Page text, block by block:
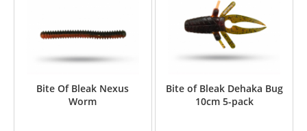
Bite Of Bleak Nexus
Worm
Bite of Bleak Dehaka Bug
10cm 5-pack